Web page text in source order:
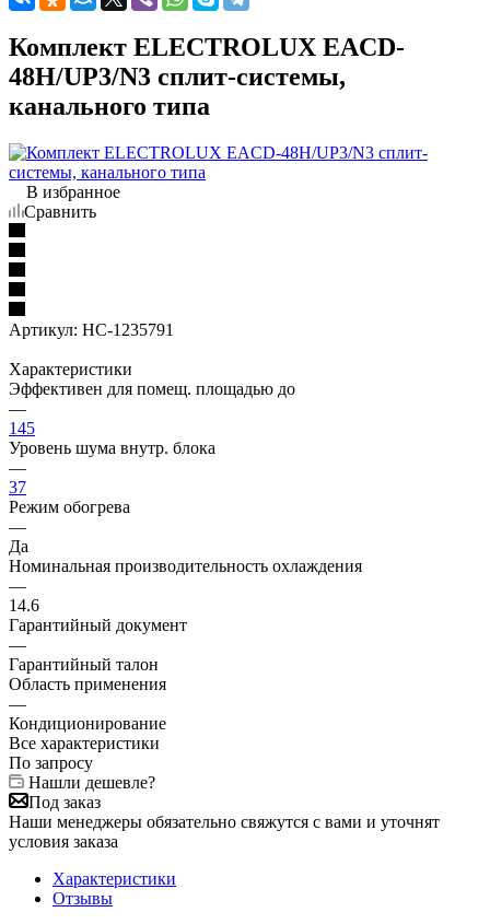
Комплект ELECTROLUX EACD-
48H/UP3/N3 сплит-системы,
канального типа
В избранное
Сравнить
Артикул: НС-1235791
Характеристики
Эффективен для помещ. площадью до
—
145
Уровень шума внутр. блока
—
37
Режим обогрева
—
Да
Номинальная производительность охлаждения
—
14.6
Гарантийный документ
—
Гарантийный талон
Область применения
—
Кондиционирование
Все характеристики
По запросу
Нашли дешевле?
Под заказ
Наши менеджеры обязательно свяжутся с вами и уточнят
условия заказа
Характеристики
Отзывы